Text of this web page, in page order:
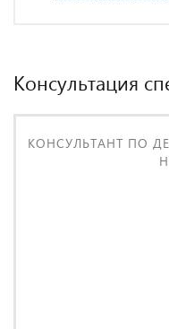
Консультация
КОНСУЛЬТАНТ ПО